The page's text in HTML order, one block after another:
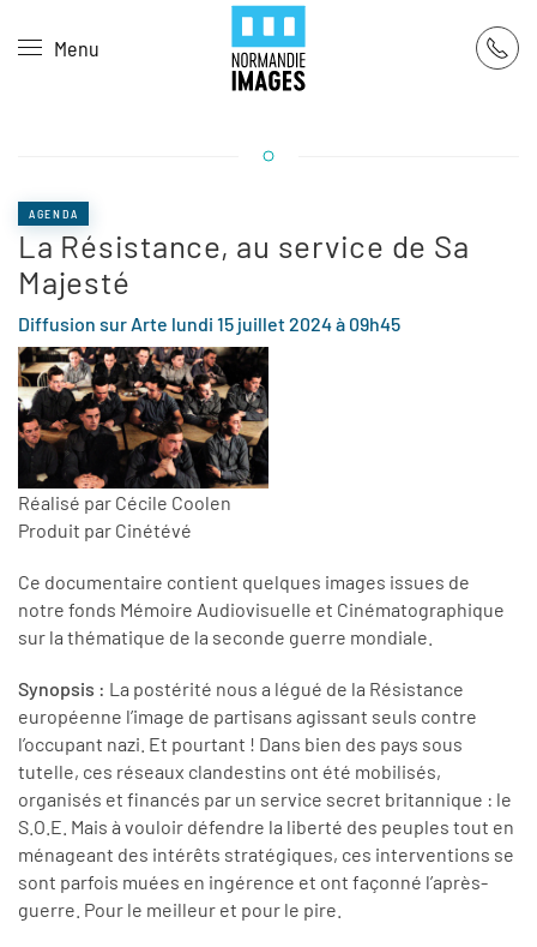
Skip to main content
Menu
AGENDA
La Résistance, au service de Sa
Majesté
Diffusion sur Arte lundi 15 juillet 2024 à 09h45
Réalisé par Cécile Coolen
Produit par Cinétévé
Ce documentaire contient quelques images issues de
notre fonds Mémoire Audiovisuelle et Cinématographique
sur la thématique de la seconde guerre mondiale.
Synopsis : La postérité nous a légué de la Résistance
européenne l’image de partisans agissant seuls contre
l’occupant nazi. Et pourtant ! Dans bien des pays sous
tutelle, ces réseaux clandestins ont été mobilisés,
organisés et financés par un service secret britannique : le
S.O.E. Mais à vouloir défendre la liberté des peuples tout en
ménageant des intérêts stratégiques, ces interventions se
sont parfois muées en ingérence et ont façonné l’après-
guerre. Pour le meilleur et pour le pire.
Panneau de gestion des cookies